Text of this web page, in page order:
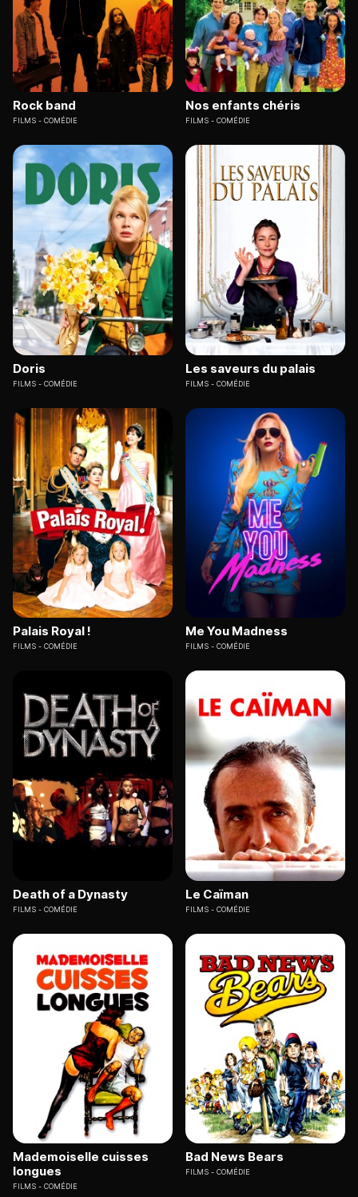
Rock band
FILMS COMÉDIE
Nos enfants chéris
FILMS COMÉDIE
Doris
FILMS COMÉDIE
Les saveurs du palais
FILMS COMÉDIE
Palais Royal !
FILMS COMÉDIE
Me You Madness
FILMS COMÉDIE
Death of a Dynasty
FILMS COMÉDIE
Le Caïman
FILMS COMÉDIE
Mademoiselle cuisses
longues
FILMS COMÉDIE
Bad News Bears
FILMS COMÉDIE